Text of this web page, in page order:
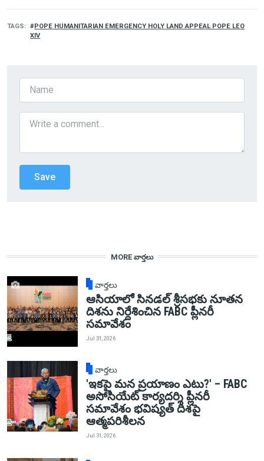
TAGS
POPE HUMANITARIAN EMERGENCY HOLY LAND APPEAL POPE LEO
XIV
MORE వార్తలు
వార్తలు
ఆసియాలో సినడల్ శ్రీసభకు నూతన
దిశను నిర్దేశించిన FABC ప్లీనరీ
సమావేశం
Jul 31, 2026
వార్తలు
'ఇకపై మన ప్రయాణం ఎటు?' – FABC
అసోసియేట్ కార్యదర్శి ప్లీనరీ
సమావేశం భవిష్యత్ దిశపై
ఆత్మపరిశీలన
Jul 31, 2026